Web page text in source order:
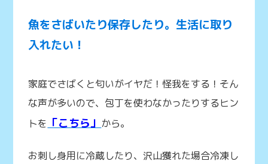
魚をさばいたり保存したり。生活に取り
入れたい！
家庭でさばくと匂いがイヤだ！怪我をする！そん
な声が多いので、包丁を使わなかったりするヒン
トを 「こちら」 から。
お刺し身用に冷蔵したり、沢山獲れた場合冷凍し